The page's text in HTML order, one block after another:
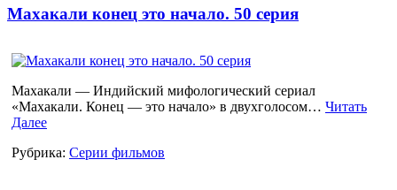
Махакали конец это начало. 50 серия
Махакали — Индийский мифологический сериал
«Махакали. Конец — это начало» в двухголосом… Читать
Далее
Рубрика: Серии фильмов